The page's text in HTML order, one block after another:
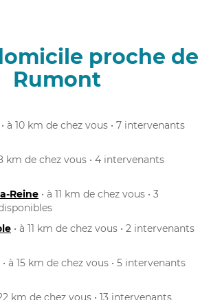
proche de
Rumont
• à 10 km de chez vous • 7 intervenants
km de chez vous • 4 intervenants
Reine • à 11 km de chez vous • 3
• à 11 km de chez vous • 2 intervenants
• à 15 km de chez vous • 5 intervenants
km de chez vous • 13 intervenants